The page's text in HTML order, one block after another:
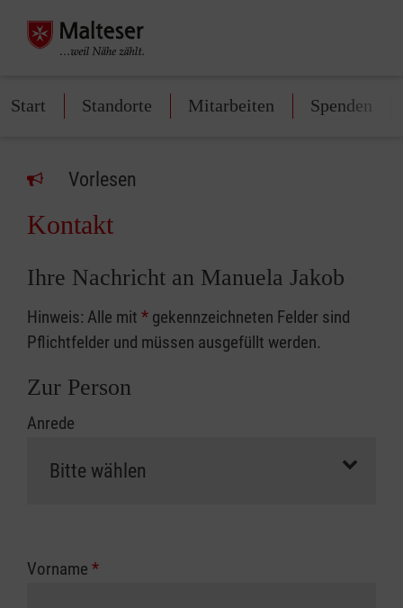
Start Standorte Mitarbeiten Spenden
Vorlesen
Kontakt
Ihre Nachricht an Manuela Jakob
Hinweis: Alle mit * gekennzeichneten Felder sind
Pflichtfelder und müssen ausgefüllt werden.
Zur Person
Anrede
Vorname *